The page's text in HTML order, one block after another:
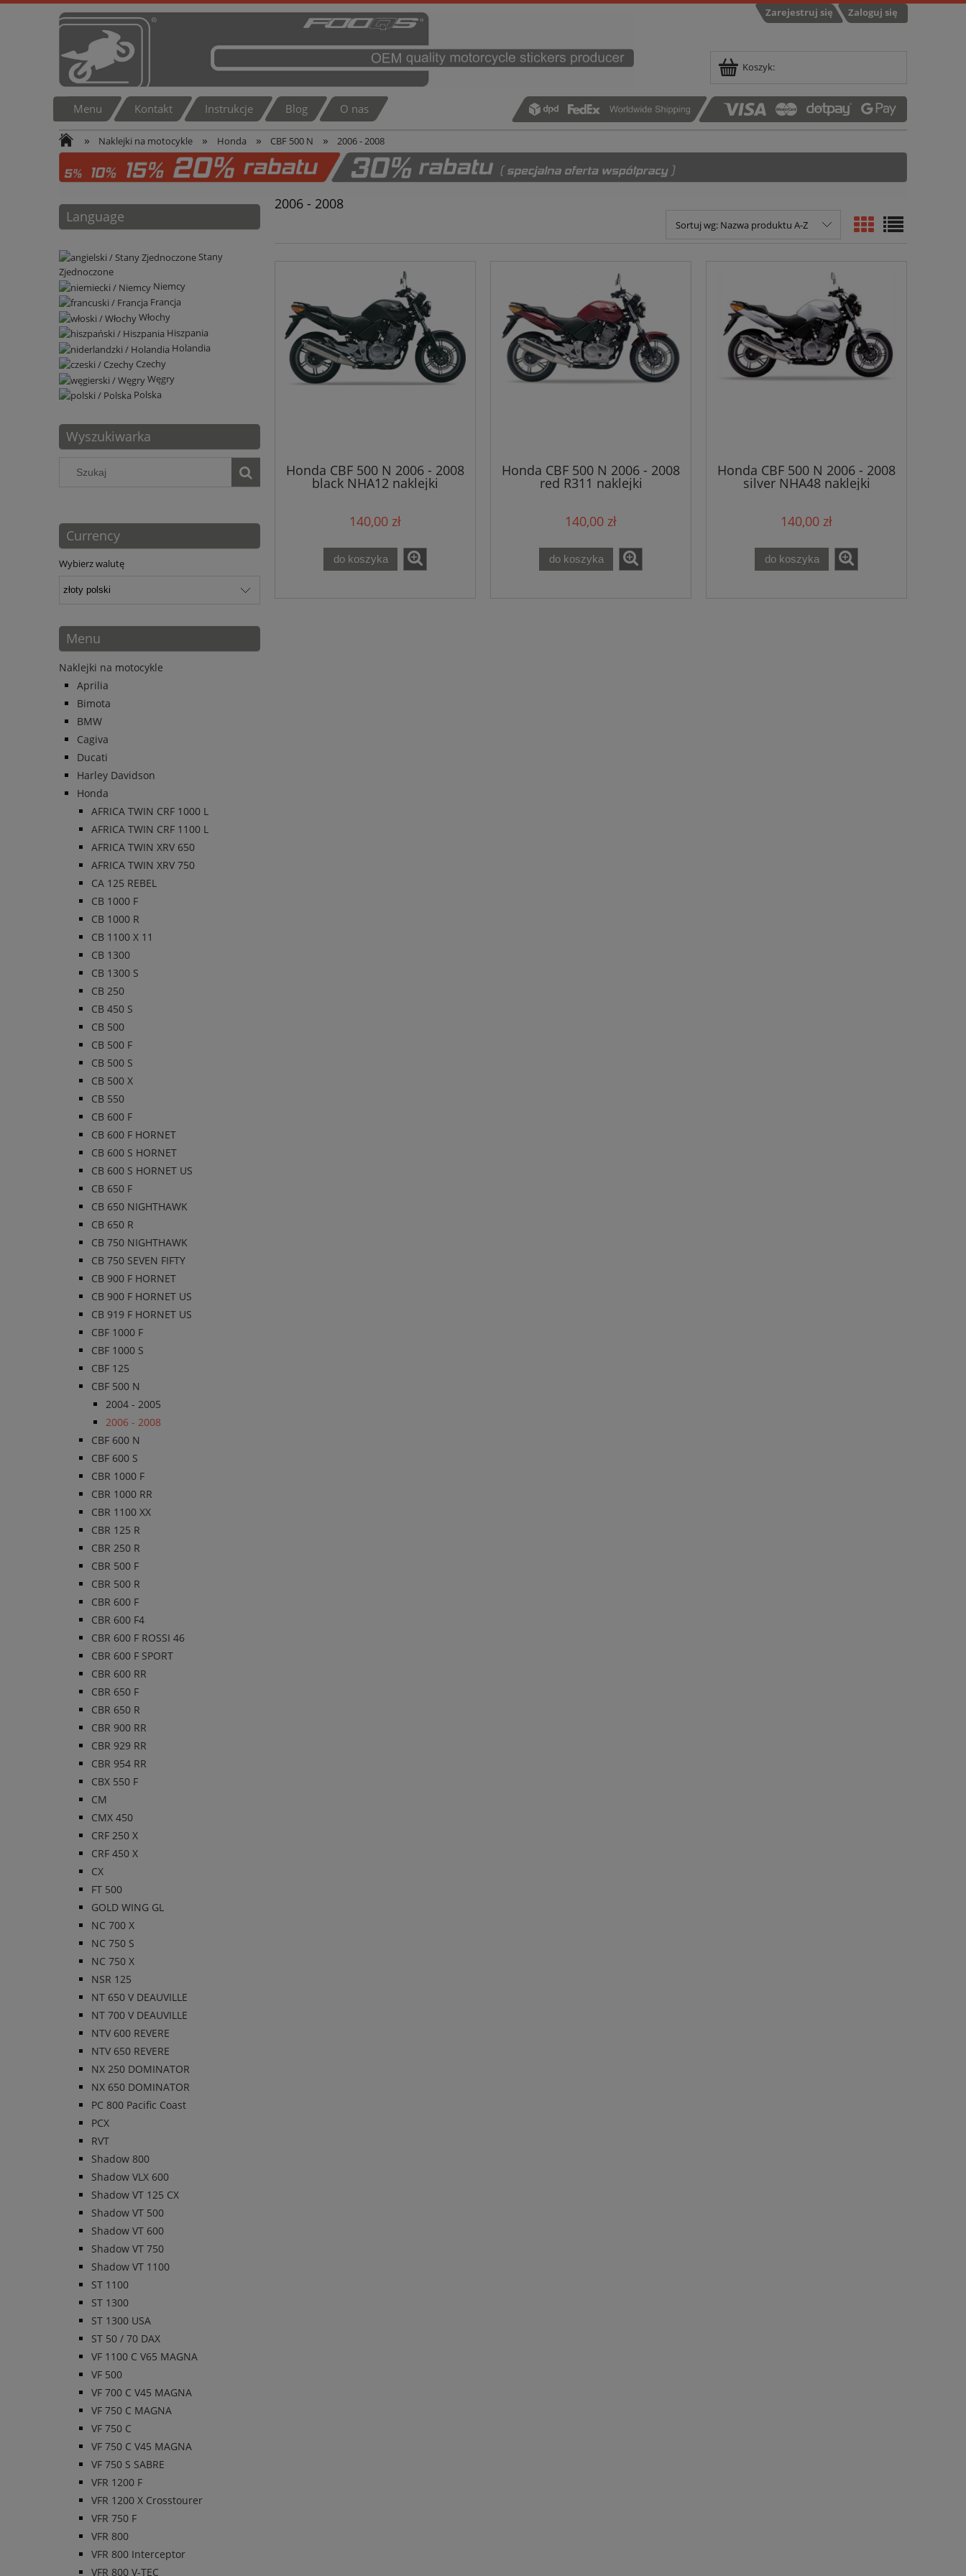
Zarejestruj się Zaloguj się
Koszyk:
Menu Kontakt Instrukcje Blog O nas
» Naklejki na motocykle » Honda » CBF 500 N » 2006 - 2008
Language
Stany
Zjednoczone
Niemcy
Francja
Włochy
Hiszpania
Holandia
Czechy
Węgry
Polska
Wyszukiwarka
Currency
Wybierz walutę
Menu
Naklejki na motocykle
Aprilia
Bimota
BMW
Cagiva
Ducati
Harley Davidson
Honda
AFRICA TWIN CRF 1000 L
AFRICA TWIN CRF 1100 L
AFRICA TWIN XRV 650
AFRICA TWIN XRV 750
CA 125 REBEL
CB 1000 F
CB 1000 R
CB 1100 X 11
CB 1300
CB 1300 S
CB 250
CB 450 S
CB 500
CB 500 F
CB 500 S
CB 500 X
CB 550
CB 600 F
CB 600 F HORNET
CB 600 S HORNET
CB 600 S HORNET US
CB 650 F
CB 650 NIGHTHAWK
CB 650 R
CB 750 NIGHTHAWK
CB 750 SEVEN FIFTY
CB 900 F HORNET
CB 900 F HORNET US
CB 919 F HORNET US
CBF 1000 F
CBF 1000 S
CBF 125
CBF 500 N
2004 - 2005
2006 - 2008
CBF 600 N
CBF 600 S
CBR 1000 F
CBR 1000 RR
CBR 1100 XX
CBR 125 R
CBR 250 R
CBR 500 F
CBR 500 R
CBR 600 F
CBR 600 F4
CBR 600 F ROSSI 46
CBR 600 F SPORT
CBR 600 RR
CBR 650 F
CBR 650 R
CBR 900 RR
CBR 929 RR
CBR 954 RR
CBX 550 F
CM
CMX 450
CRF 250 X
CRF 450 X
CX
FT 500
GOLD WING GL
NC 700 X
NC 750 S
NC 750 X
NSR 125
NT 650 V DEAUVILLE
NT 700 V DEAUVILLE
NTV 600 REVERE
NTV 650 REVERE
NX 250 DOMINATOR
NX 650 DOMINATOR
PC 800 Pacific Coast
PCX
RVT
Shadow 800
Shadow VLX 600
Shadow VT 125 CX
Shadow VT 500
Shadow VT 600
Shadow VT 750
Shadow VT 1100
ST 1100
ST 1300
ST 1300 USA
ST 50 / 70 DAX
VF 1100 C V65 MAGNA
VF 500
VF 700 C V45 MAGNA
VF 750 C MAGNA
VF 750 C
VF 750 C V45 MAGNA
VF 750 S SABRE
VFR 1200 F
VFR 1200 X Crosstourer
VFR 750 F
VFR 800
VFR 800 Interceptor
VFR 800 V-TEC
2006 - 2008
Sortuj wg: Nazwa produktu A-Z
Honda CBF 500 N 2006 - 2008
black NHA12 naklejki
140,00 zł
do koszyka
Honda CBF 500 N 2006 - 2008
red R311 naklejki
140,00 zł
do koszyka
Honda CBF 500 N 2006 - 2008
silver NHA48 naklejki
140,00 zł
do koszyka